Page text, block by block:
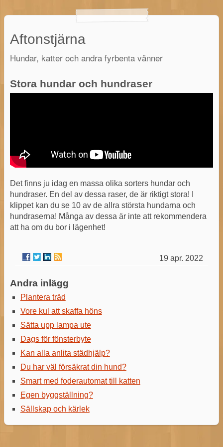
Aftonstjärna
Hundar, katter och andra fyrbenta vänner
Stora hundar och hundraser
Det finns ju idag en massa olika sorters hundar och
hundraser. En del av dessa raser, de är riktigt stora! I
klippet kan du se 10 av de allra största hundarna och
hundraserna! Många av dessa är inte att rekommendera
att ha om du bor i lägenhet!
19 apr. 2022
Andra inlägg
Plantera träd
Vore kul att skaffa höns
Sätta upp lampa ute
Dags för fönsterbyte
Kan alla anlita städhjälp?
Du har väl försäkrat din hund?
Smart med foderautomat till katten
Egen byggställning?
Sällskap och kärlek